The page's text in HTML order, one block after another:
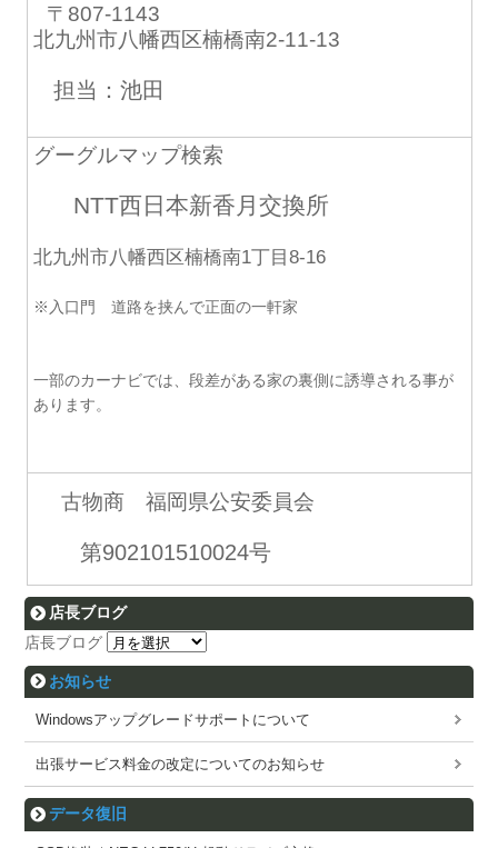
〒807-1143
北九州市八幡西区楠橋南2-11-13
担当：池田
グーグルマップ検索
NTT西日本新香月交換所
北九州市八幡西区楠橋南1丁目8-16
※入口門 道路を挟んで正面の一軒家
一部のカーナビでは、段差がある家の裏側に誘導される事が
あります。
古物商 福岡県公安委員会
第902101510024号
店長ブログ
店長ブログ
お知らせ
Windowsアップグレードサポートについて
出張サービス料金の改定についてのお知らせ
データ復旧